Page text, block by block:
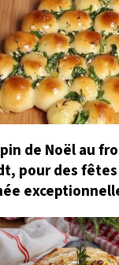
de Noël au
pour des